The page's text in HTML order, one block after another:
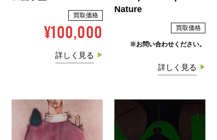
買取価格
¥100,000
詳しく見る
Nature
買取価格
※お問い合わせください。
詳しく見る